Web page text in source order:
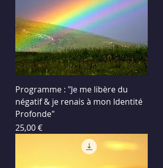
Programme : "Je me libère du
négatif & je renais à mon Identité
Profonde"
Prix
25,00 €